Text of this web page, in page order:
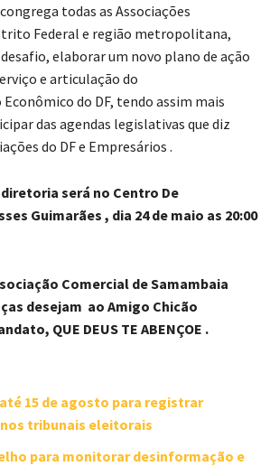
todas as Associações
Federal e região metropolitana,
elaborar um novo plano de ação
e articulação do
do DF, tendo assim mais
das agendas legislativas que diz
do DF e Empresários .
será no Centro De
Guimarães , dia 24 de maio as 20:00
Comercial de Samambaia
desejam ao Amigo Chicão
QUE DEUS TE ABENÇOE .
15 de agosto para registrar
tribunais eleitorais
para monitorar desinformação e